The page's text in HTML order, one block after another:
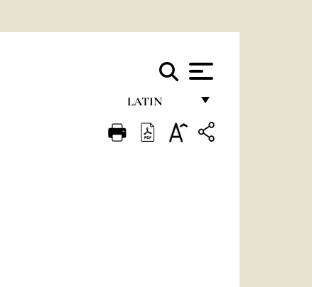
LATIN
FRANÇAIS